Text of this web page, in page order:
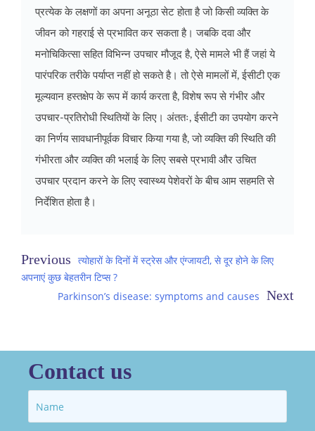
प्रत्येक के लक्षणों का अपना अनूठा सेट होता है जो किसी व्यक्ति के
जीवन को गहराई से प्रभावित कर सकता है। जबकि दवा और
मनोचिकित्सा सहित विभिन्न उपचार मौजूद है, ऐसे मामले भी हैं जहां ये
पारंपरिक तरीके पर्याप्त नहीं हो सकते है। तो ऐसे मामलों में, ईसीटी एक
मूल्यवान हस्तक्षेप के रूप में कार्य करता है, विशेष रूप से गंभीर और
उपचार-प्रतिरोधी स्थितियों के लिए। अंततः, ईसीटी का उपयोग करने
का निर्णय सावधानीपूर्वक विचार किया गया है, जो व्यक्ति की स्थिति की
गंभीरता और व्यक्ति की भलाई के लिए सबसे प्रभावी और उचित
उपचार प्रदान करने के लिए स्वास्थ्य पेशेवरों के बीच आम सहमति से
निर्देशित होता है।
Post
navigation
त्योहारों के दिनों में स्ट्रेस और एंग्जायटी, से दूर होने के लिए
अपनाएं कुछ बेहतरीन टिप्स ?
Parkinson’s disease: symptoms and causes
Contact us